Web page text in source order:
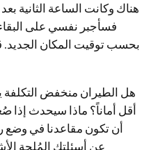
هناك وكانت الساعة الثانية
فسأجبر نفسي على
بحسب توقيت المكان الجديد.
هل الطيران منخفض التكلفة
أقل أماناً؟ ماذا سيحدث إذا
أن تكون مقاعدنا في وضع
عن أسئلتك المُلحة